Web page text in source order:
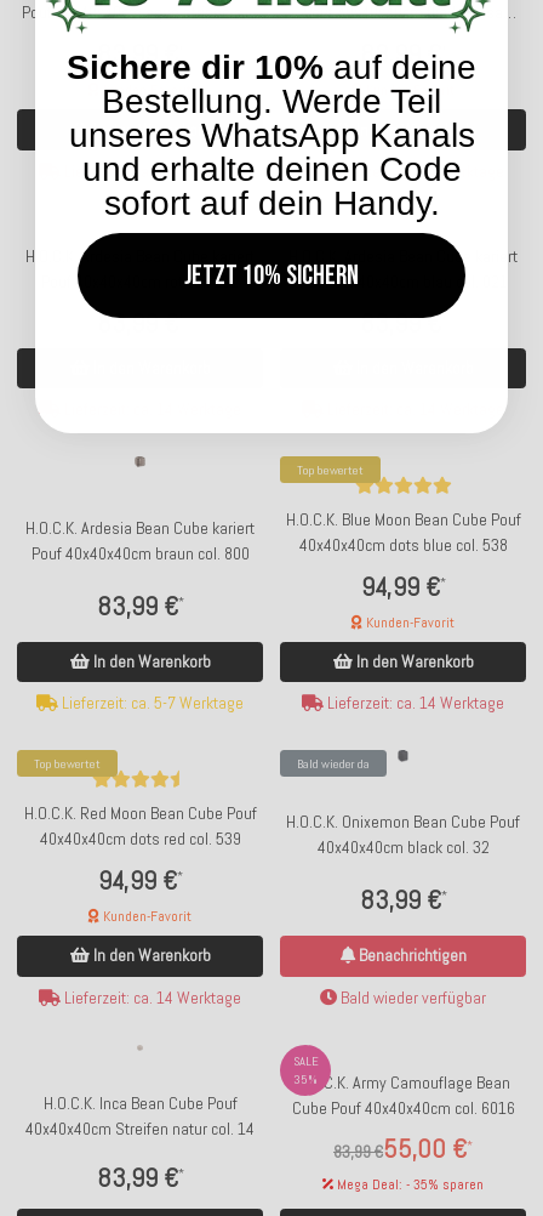
Pouf 40x40x40cm aqua stripes sun
83,99 €
Kunden-Favorit
In den Warenkorb
Lieferzeit: ca. 14 Werktage
Pouf 40x40x40cm flieder rosa
stripes sun boho
83,99 €
Kunden-Favorit
In den Warenkorb
Lieferzeit: ca. 14 Werktage
H.O.C.K. Ardesia Bean Cube kariert
Pouf 40x40x40cm rot col. 101
83,99 €*
H.O.C.K. Ardesia Bean Cube kariert
Pouf 40x40x40cm blau col. 021
83,99 €*
Lieferzeit: ca. 14 Werktage
H.O.C.K. Ardesia Bean Cube kariert
Pouf 40x40x40cm braun col. 800
83,99 €*
In den Warenkorb
Lieferzeit: ca. 5-7 Werktage
Top bewertet
H.O.C.K. Blue Moon Bean Cube Pouf
40x40x40cm dots blue col. 538
94,99 €*
Kunden-Favorit
In den Warenkorb
Lieferzeit: ca. 14 Werktage
Top bewertet
H.O.C.K. Red Moon Bean Cube Pouf
40x40x40cm dots red col. 539
94,99 €*
Kunden-Favorit
In den Warenkorb
Lieferzeit: ca. 14 Werktage
Bald wieder da
H.O.C.K. Onixemon Bean Cube Pouf
40x40x40cm black col. 32
83,99 €*
Benachrichtigen
Bald wieder verfügbar
H.O.C.K. Inca Bean Cube Pouf
40x40x40cm Streifen natur col. 14
83,99 €*
SALE
35%
H.O.C.K. Army Camouflage Bean
Cube Pouf 40x40x40cm col. 6016
55,00 €*
83,99 €
Mega Deal: - 35% sparen
Sichere dir 10% auf deine
Bestellung. Werde Teil
unseres WhatsApp Kanals
und erhalte deinen Code
sofort auf dein Handy.
Jetzt 10% sichern